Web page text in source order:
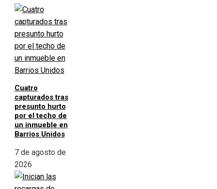
Cuatro
capturados tras
presunto hurto
por el techo de
un inmueble en
Barrios Unidos
7 de agosto de
2026